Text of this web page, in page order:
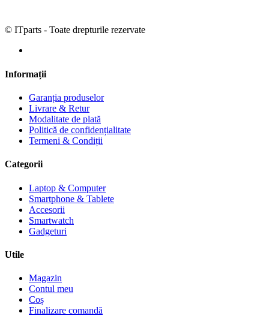
© ITparts - Toate drepturile rezervate
Informații
Garanția produselor
Livrare & Retur
Modalitate de plată
Politică de confidențialitate
Termeni & Condiții
Categorii
Laptop & Computer
Smartphone & Tablete
Accesorii
Smartwatch
Gadgeturi
Utile
Magazin
Contul meu
Coș
Finalizare comandă